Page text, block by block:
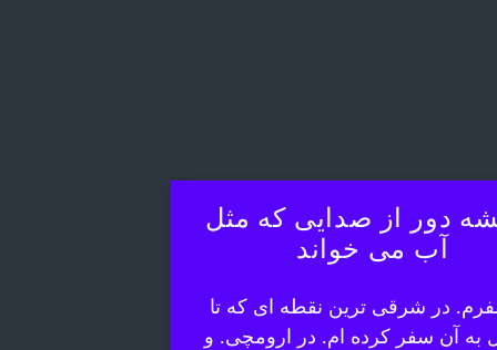
دور از صدایی که مثل
آب می خواند
در شرقی ترین نقطه ای که تا
به آن سفر کرده ام. در ارومچی. و